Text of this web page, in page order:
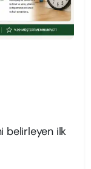
belirleyen ilk